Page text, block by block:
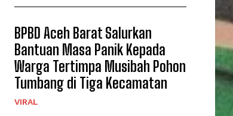
BPBD Aceh Barat Salurkan
Bantuan Masa Panik Kepada
Warga Tertimpa Musibah Pohon
Tumbang di Tiga Kecamatan
VIRAL